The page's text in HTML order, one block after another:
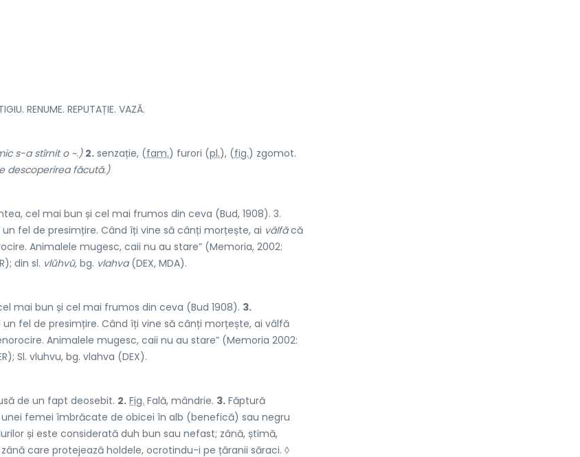
RENUME. REPUTAȚIE. VAZĂ.
s-a stîrnit o ~.) 2. senzație, (fam.) furori (pl.), (fig.) zgomot.
descoperirea făcută.)
cel mai bun și cel mai frumos din ceva (Bud, 1908). 3.
fel de presimțire. Când îți vine să cânți morțește, ai vâlfăcă
Animalele mugesc, caii nu au stare” (Memoria, 2002:
din sl. vlŭhvŭ, bg. vlahva(DEX, MDA).
mai bun și cel mai frumos din ceva (Bud 1908). 3.
fel de presimțire. Când îți vine să cânți morțește, ai vâlfă
Animalele mugesc, caii nu au stare” (Memoria 2002:
Sl. vluhvu, bg. vlahva (DEX).
de un fapt deosebit. 2. Fig. Fală, mândrie. 3. Făptură
femei îmbrăcate de obicei în alb (benefică) sau negru
și este considerată duh bun sau nefast; zână, știmă,
care protejează holdele, ocrotindu-i pe țăranii săraci. ◊